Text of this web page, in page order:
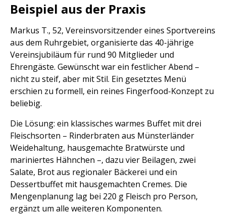
Beispiel aus der Praxis
Markus T., 52, Vereinsvorsitzender eines Sportvereins
aus dem Ruhrgebiet, organisierte das 40-jährige
Vereinsjubiläum für rund 90 Mitglieder und
Ehrengäste. Gewünscht war ein festlicher Abend –
nicht zu steif, aber mit Stil. Ein gesetztes Menü
erschien zu formell, ein reines Fingerfood-Konzept zu
beliebig.
Die Lösung: ein klassisches warmes Buffet mit drei
Fleischsorten – Rinderbraten aus Münsterländer
Weidehaltung, hausgemachte Bratwürste und
mariniertes Hähnchen –, dazu vier Beilagen, zwei
Salate, Brot aus regionaler Bäckerei und ein
Dessertbuffet mit hausgemachten Cremes. Die
Mengenplanung lag bei 220 g Fleisch pro Person,
ergänzt um alle weiteren Komponenten.